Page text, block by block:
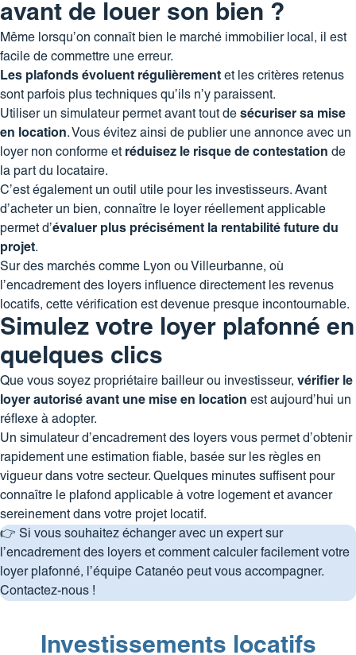
avant de louer son bien ?
Même lorsqu’on connaît bien le marché immobilier local, il est
facile de commettre une erreur.
Les plafonds évoluent régulièrement et les critères retenus
sont parfois plus techniques qu’ils n’y paraissent.
Utiliser un simulateur permet avant tout de sécuriser sa mise
en location. Vous évitez ainsi de publier une annonce avec un
loyer non conforme et réduisez le risque de contestation de
la part du locataire.
C’est également un outil utile pour les investisseurs. Avant
d’acheter un bien, connaître le loyer réellement applicable
permet d’évaluer plus précisément la rentabilité future du
projet.
Sur des marchés comme Lyon ou Villeurbanne, où
l’encadrement des loyers influence directement les revenus
locatifs, cette vérification est devenue presque incontournable.
Simulez votre loyer plafonné en
quelques clics
Que vous soyez propriétaire bailleur ou investisseur, vérifier le
loyer autorisé avant une mise en location est aujourd’hui un
réflexe à adopter.
Un simulateur d’encadrement des loyers vous permet d’obtenir
rapidement une estimation fiable, basée sur les règles en
vigueur dans votre secteur. Quelques minutes suffisent pour
connaître le plafond applicable à votre logement et avancer
sereinement dans votre projet locatif.
👉 Si vous souhaitez échanger avec un expert sur
l’encadrement des loyers et comment calculer facilement votre
loyer plafonné, l’équipe Catanéo peut vous accompagner.
Contactez-nous !
Investissements locatifs